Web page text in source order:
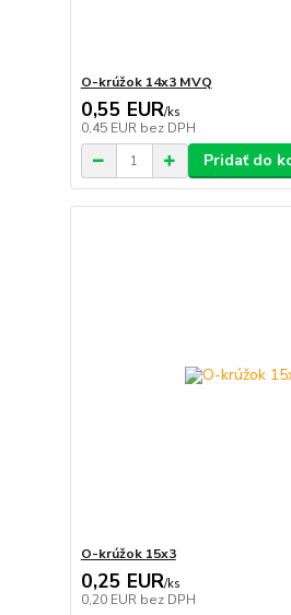
O-krúžok 14x3 MVQ
0,55 EUR/ks
0,45 EUR bez DPH
Pridať do
O-krúžok 15x3
0,25 EUR/ks
0,20 EUR bez DPH